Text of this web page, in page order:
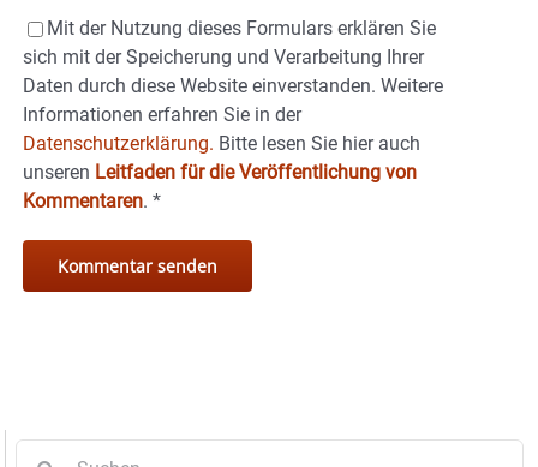
Mit der Nutzung dieses Formulars erklären Sie
sich mit der Speicherung und Verarbeitung Ihrer
Daten durch diese Website einverstanden. Weitere
Informationen erfahren Sie in der
Datenschutzerklärung. Bitte lesen Sie hier auch
unseren Leitfaden für die Veröffentlichung von
Kommentaren. *